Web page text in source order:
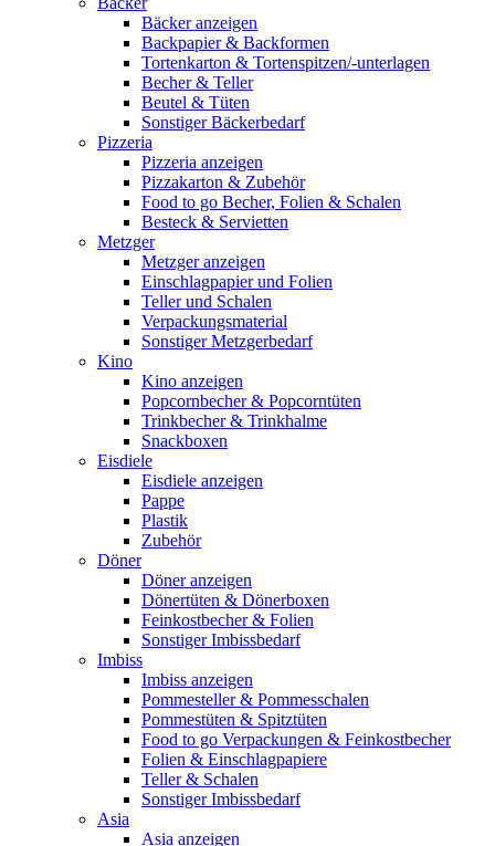
Bäcker anzeigen
Backpapier & Backformen
Tortenkarton & Tortenspitzen/-unterlagen
Becher & Teller
Beutel & Tüten
Sonstiger Bäckerbedarf
Pizzeria
Pizzeria anzeigen
Pizzakarton & Zubehör
Food to go Becher, Folien & Schalen
Besteck & Servietten
Metzger
Metzger anzeigen
Einschlagpapier und Folien
Teller und Schalen
Verpackungsmaterial
Sonstiger Metzgerbedarf
Kino
Kino anzeigen
Popcornbecher & Popcorntüten
Trinkbecher & Trinkhalme
Snackboxen
Eisdiele
Eisdiele anzeigen
Pappe
Plastik
Zubehör
Döner
Döner anzeigen
Dönertüten & Dönerboxen
Feinkostbecher & Folien
Sonstiger Imbissbedarf
Imbiss
Imbiss anzeigen
Pommesteller & Pommesschalen
Pommestüten & Spitztüten
Food to go Verpackungen & Feinkostbecher
Folien & Einschlagpapiere
Teller & Schalen
Sonstiger Imbissbedarf
Asia
Asia anzeigen